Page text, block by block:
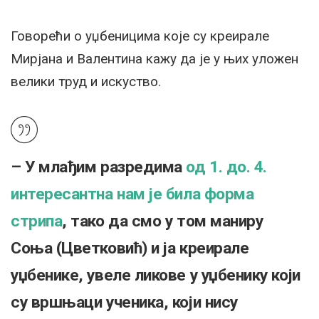
Говорећи о уџбеницима које су креирале
Мирјана и Валентина кажу да је у њих уложен
велики труд и искуство.
– У млађим разредима од 1. до. 4.
интересантна нам је била форма
стрипа, тако да смо у том маниру
Соња (Цветковић) и ја креирале
уџбенике, увеле ликове у уџбенику који
су вршњаци ученика, који нису